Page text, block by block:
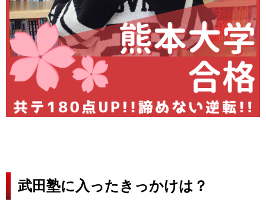
武田塾に入ったきっかけは？